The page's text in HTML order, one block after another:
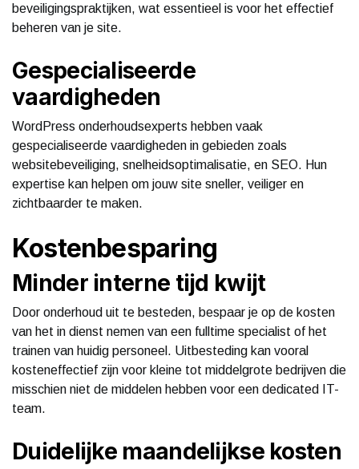
beveiligingspraktijken, wat essentieel is voor het effectief
beheren van je site.
Gespecialiseerde
vaardigheden
WordPress onderhoudsexperts hebben vaak
gespecialiseerde vaardigheden in gebieden zoals
websitebeveiliging, snelheidsoptimalisatie, en SEO. Hun
expertise kan helpen om jouw site sneller, veiliger en
zichtbaarder te maken.
Kostenbesparing
Minder interne tijd kwijt
Door onderhoud uit te besteden, bespaar je op de kosten
van het in dienst nemen van een fulltime specialist of het
trainen van huidig personeel. Uitbesteding kan vooral
kosteneffectief zijn voor kleine tot middelgrote bedrijven die
misschien niet de middelen hebben voor een dedicated IT-
team.
Duidelijke maandelijkse kosten